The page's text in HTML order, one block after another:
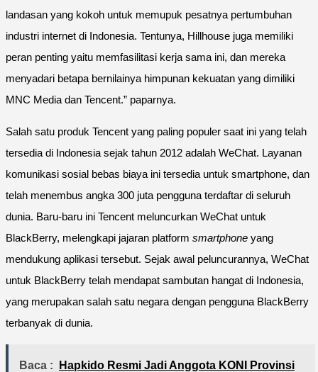
landasan yang kokoh untuk memupuk pesatnya pertumbuhan
industri internet di Indonesia. Tentunya, Hillhouse juga memiliki
peran penting yaitu memfasilitasi kerja sama ini, dan mereka
menyadari betapa bernilainya himpunan kekuatan yang dimiliki
MNC Media dan Tencent.” paparnya.
Salah satu produk Tencent yang paling populer saat ini yang telah
tersedia di Indonesia sejak tahun 2012 adalah WeChat. Layanan
komunikasi sosial bebas biaya ini tersedia untuk smartphone, dan
telah menembus angka 300 juta pengguna terdaftar di seluruh
dunia. Baru-baru ini Tencent meluncurkan WeChat untuk
BlackBerry, melengkapi jajaran platform smartphone yang
mendukung aplikasi tersebut. Sejak awal peluncurannya, WeChat
untuk BlackBerry telah mendapat sambutan hangat di Indonesia,
yang merupakan salah satu negara dengan pengguna BlackBerry
terbanyak di dunia.
Baca :
Hapkido Resmi Jadi Anggota KONI Provinsi